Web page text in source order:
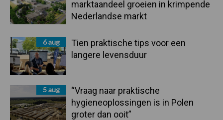
marktaandeel groeien in krimpende
Nederlandse markt
6 aug
Tien praktische tips voor een
langere levensduur
5 aug
“Vraag naar praktische
hygieneoplossingen is in Polen
groter dan ooit”